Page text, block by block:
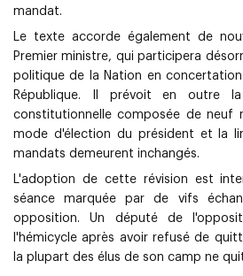
mandat.
Le texte accorde également de
Premier ministre, qui participera
politique de la Nation en
République. Il prévoit en outre
constitutionnelle composée de neuf
mode d'élection du président et la
mandats demeurent inchangés.
L'adoption de cette révision est
séance marquée par de vifs
opposition. Un député de
l'hémicycle après avoir refusé de
la plupart des élus de son camp ne